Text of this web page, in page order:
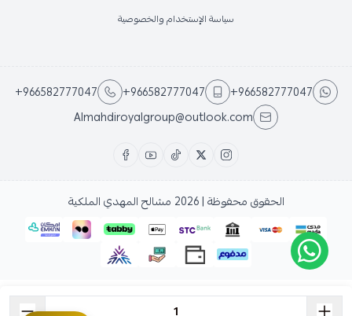
سياسة الإستخدام والخصوصية
+966582777047
+966582777047
+966582777047
Almahdiroyalgroup@outlook.com
الحقوق محفوظة | 2026 مشالح المهدي الملكية